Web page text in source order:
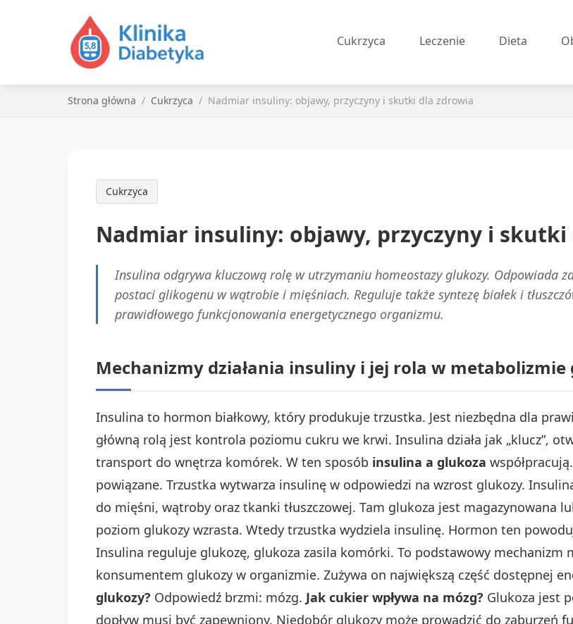
Cukrzyca Leczenie Dieta
Strona główna Cukrzyca Nadmiar insuliny: objawy, przyczyny i skutki dla zdrowia
Cukrzyca
Nadmiar insuliny: objawy, przyczyny i skutki
Insulina odgrywa kluczową rolę w utrzymaniu homeostazy glukozy. Odpowiada
postaci glikogenu w wątrobie i mięśniach. Reguluje także syntezę białek i
prawidłowego funkcjonowania energetycznego organizmu.
Mechanizmy działania insuliny i jej rola w metabolizmie
Insulina to hormon białkowy, który produkuje trzustka. Jest niezbędna dla
główną rolą jest kontrola poziomu cukru we krwi. Insulina działa jak „klucz”,
transport do wnętrza komórek. W ten sposób insulina a glukoza
powiązane. Trzustka wytwarza insulinę w odpowiedzi na wzrost glukozy.
do mięśni, wątroby oraz tkanki tłuszczowej. Tam glukoza jest magazynowana
poziom glukozy wzrasta. Wtedy trzustka wydziela insulinę. Hormon ten
Insulina reguluje glukozę, glukoza zasila komórki. To podstawowy mechanizm
konsumentem glukozy w organizmie. Zużywa on największą część dostępnej
glukozy? Odpowiedź brzmi: mózg. Jak cukier wpływa na mózg? Glukoza jest
dopływ musi być zapewniony. Niedobór glukozy może prowadzić do zaburzeń